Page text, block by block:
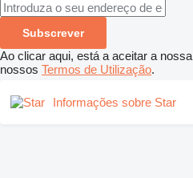
Subscrever
Ao clicar aqui, está a aceitar a nossa
nossos Termos de Utilização.
Informações sobre Star